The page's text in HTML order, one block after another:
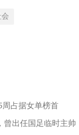
会
周占据女单榜首
曾出任国足临时主帅